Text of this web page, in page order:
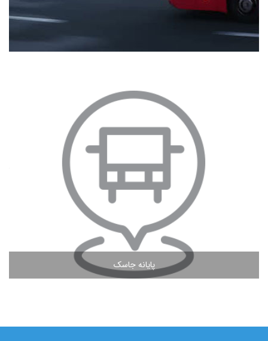
پایانه جاسک
مشاهده ادامه مطلب